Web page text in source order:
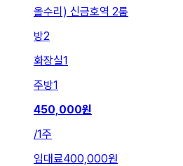
올수리) 신금호역 2룸
방2
화장실1
주방1
450,000원
/1주
임대료400,000원